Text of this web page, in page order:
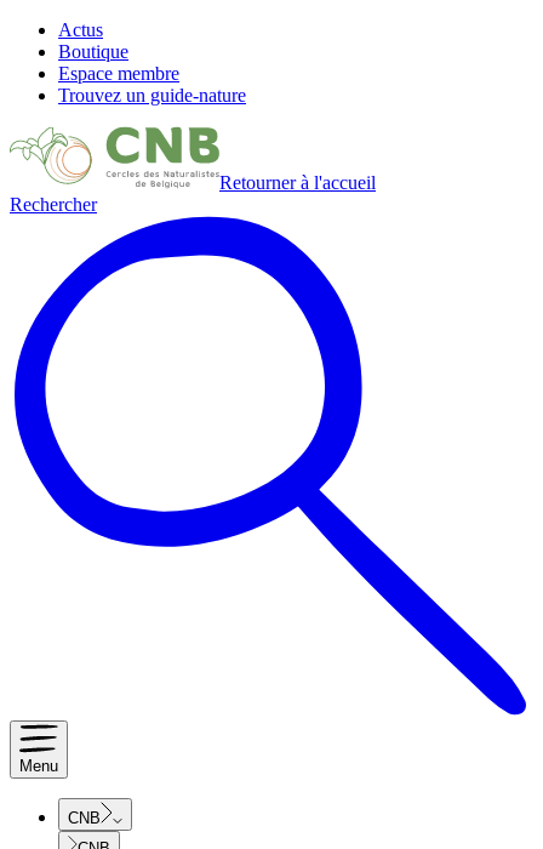
Actus
Boutique
Espace membre
Trouvez un guide-nature
Retourner à l'accueil
Rechercher
Menu
CNB